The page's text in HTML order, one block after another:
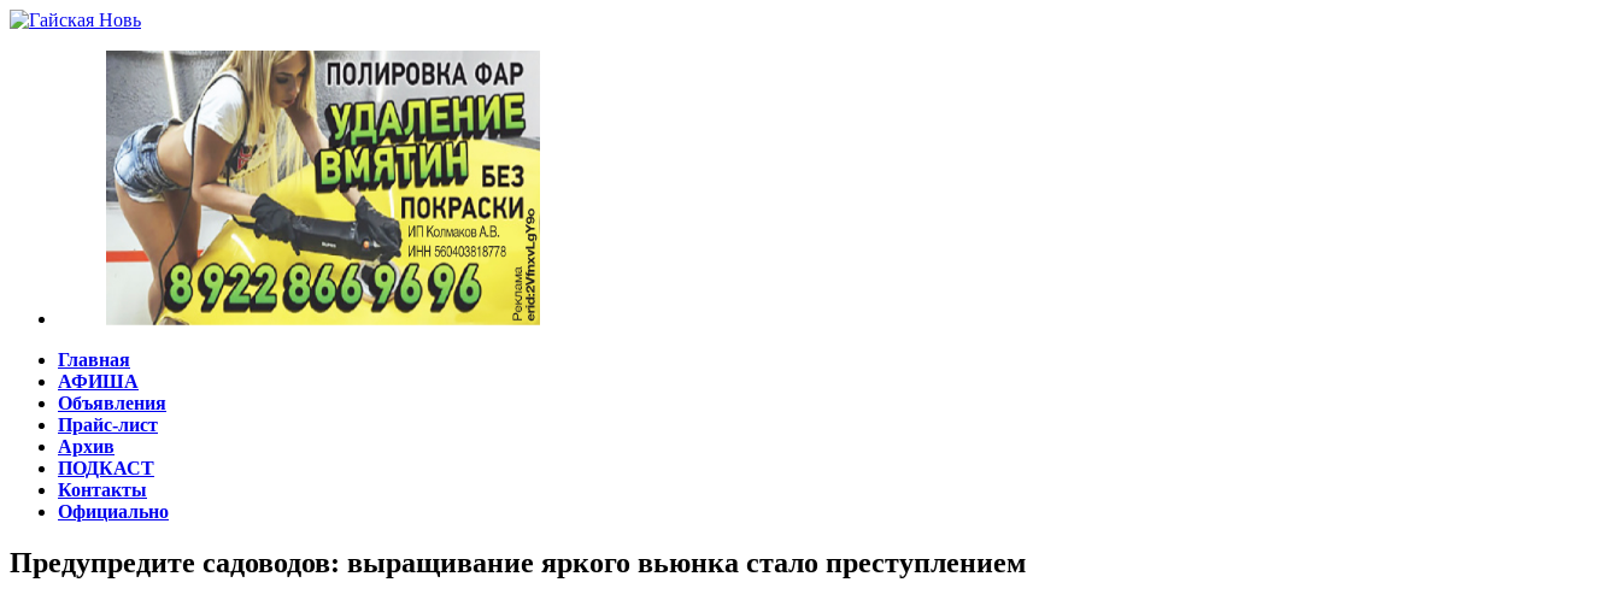
Главная
АФИША
Объявления
Прайс-лист
Архив
ПОДКАСТ
Контакты
Официально
Предупредите садоводов: выращивание яркого вьюнка стало преступлением